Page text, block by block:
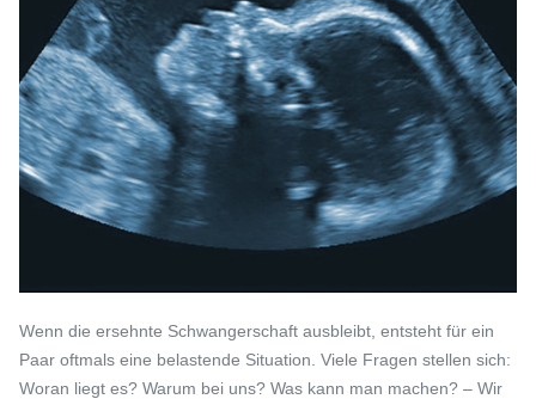
Wenn die ersehnte Schwangerschaft ausbleibt, entsteht für ein
Paar oftmals eine belastende Situation. Viele Fragen stellen sich:
Woran liegt es? Warum bei uns? Was kann man machen? – Wir